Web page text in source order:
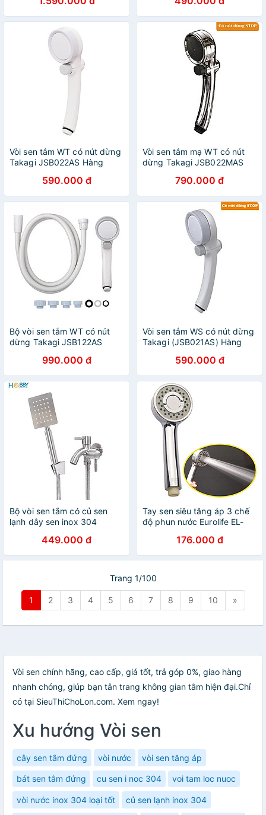
Vòi sen tắm WT có nút dừng
Takagi JSB022AS Hàng
590.000 đ
Vòi sen tắm mạ WT có nút
dừng Takagi JSB022MAS
790.000 đ
Bộ vòi sen tắm WT có nút
dừng Takagi JSB122AS
990.000 đ
Vòi sen tắm WS có nút dừng
Takagi (JSB021AS) Hàng
590.000 đ
Bộ vòi sen tắm có củ sen
lạnh dây sen inox 304
449.000 đ
Tay sen siêu tăng áp 3 chế
độ phun nước Eurolife EL-
176.000 đ
Trang 1/100
1 2 3 4 5 6 7 8 9 10 »
Vòi sen chính hãng, cao cấp, giá tốt, trả góp 0%, giao hàng
nhanh chóng, giúp bạn tân trang không gian tắm hiện đại.Chỉ
có tại SieuThiChoLon.com. Xem ngay!
Xu hướng Vòi sen
cây sen tắm đứng vòi nước vòi sen tăng áp
bát sen tắm đứng cu sen i noc 304 voi tam loc nuoc
vòi nước inox 304 loại tốt củ sen lạnh inox 304